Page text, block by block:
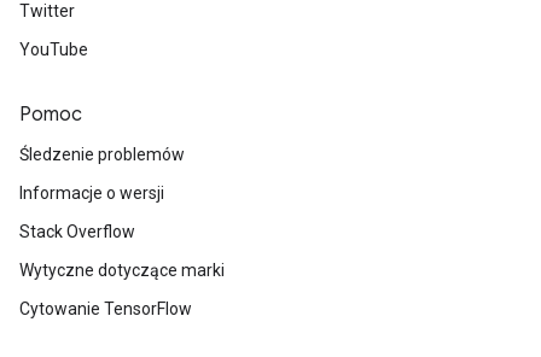
Twitter
YouTube
Pomoc
Śledzenie problemów
Informacje o wersji
Stack Overflow
Wytyczne dotyczące marki
Cytowanie TensorFlow